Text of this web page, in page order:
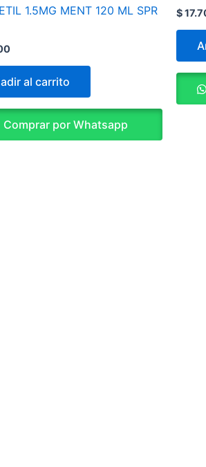
1.5MG MENT 120 ML SPR
al carrito
Comprar por Whatsapp
$